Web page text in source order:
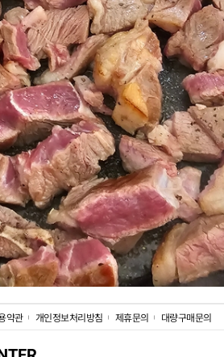
약관 개인정보처리방침 제휴문의 대량구매문의